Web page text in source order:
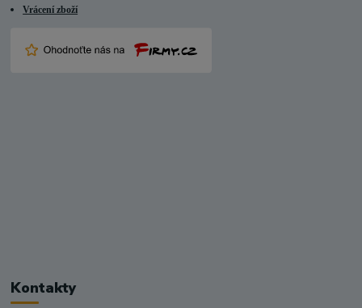
Vrácení zboží
Kontakty